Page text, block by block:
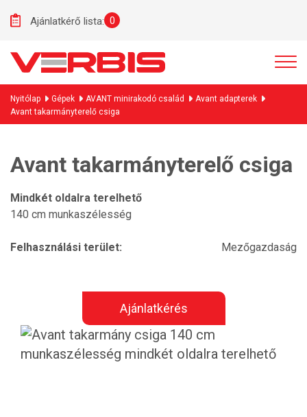
Ajánlatkérő lista: 0
Nyitólap Gépek AVANT minirakodó család
Avant adapterek
Avant takarmányterelő csiga
Avant takarmányterelő csiga
Mindkét oldalra terelhető
140 cm munkaszélesség
Felhasználási terület: Mezőgazdaság
Ajánlatkérés